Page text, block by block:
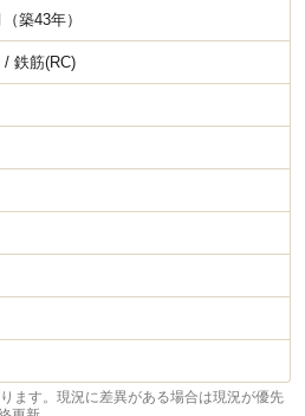
築43年）
/ 鉄筋(RC)
ます。現況に差異がある場合は現況が優先